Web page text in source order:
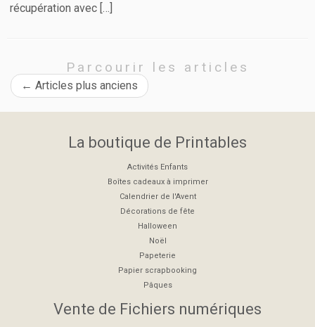
récupération avec […]
Parcourir les articles
← Articles plus anciens
La boutique de Printables
Activités Enfants
Boîtes cadeaux à imprimer
Calendrier de l'Avent
Décorations de fête
Halloween
Noël
Papeterie
Papier scrapbooking
Pâques
Vente de Fichiers numériques